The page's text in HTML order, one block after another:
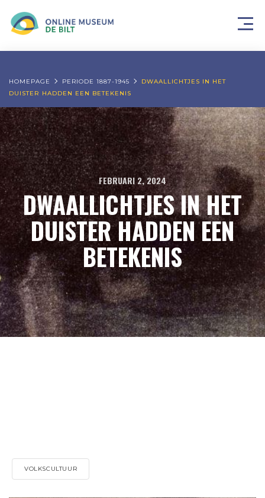
HOMEPAGE PERIODE 1887-1945
DWAALLICHTJES IN HET
DUISTER HADDEN EEN BETEKENIS
FEBRUARI 2, 2024
DWAALLICHTJES IN HET
DUISTER HADDEN EEN
BETEKENIS
VOLKSCULTUUR